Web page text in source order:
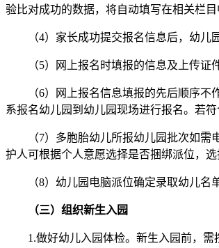
验比对成功的数据，将自动填写在相关栏
（4）家长成功提交报名信息后，幼儿园
（5）网上报名时填报的信息及上传证件
（6）网上报名信息填报的先后顺序不作
系报名幼儿园到幼儿园现场进行报名。若
（7）多胞胎幼儿所报幼儿园批次如需电
护人可根据个人意愿选择是否捆绑派位，
（8）幼儿园电脑派位确定录取幼儿名单
（三）组织新生入园
1.做好幼儿入园体检。新生入园前，需